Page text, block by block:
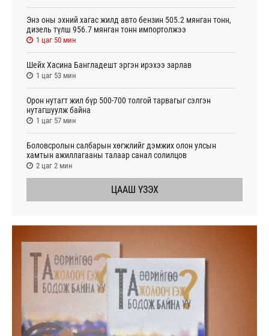
Энэ оны эхний хагас жилд авто бензин 505.2 мянган тонн,
дизель түлш 956.7 мянган тонн импортолжээ
1 цаг 50 мин
Шейх Хасина Бангладешт эргэн ирэхээ зарлав
1 цаг 53 мин
Орон нутагт жил бүр 500-700 толгой тарвагыг сэлгэн
нутагшуулж байна
1 цаг 57 мин
Боловсролын салбарын хөгжлийг дэмжих олон улсын
хамтын ажиллагааны талаар санал солилцов
2 цаг 2 мин
ЦААШ ҮЗЭХ